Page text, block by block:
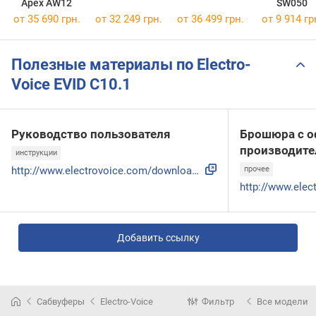
Apex AW12
SW050
от 35 690 грн. от 32 249 грн. от 36 499 грн. от 9 914
Полезные материалы по Electro-
Voice EVID C10.1
Руководство пользователя
инструкции
http://www.electrovoice.com/downloadfile.php?i=1271
Брошюра с
прочее
Добавить ссылку
Сабвуферы Electro-Voice Фильтр Все модели